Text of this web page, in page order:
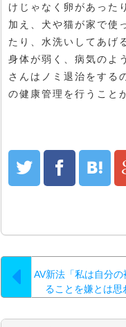
けじゃなく卵があった
加え、犬や猫が家で使
たり、水洗いしてあげ
身体が弱く、病気のよ
さんはノミ退治をする
の健康管理を行うこと
AV新法「私は自分の
ることを嫌とは思
た法律の問題点